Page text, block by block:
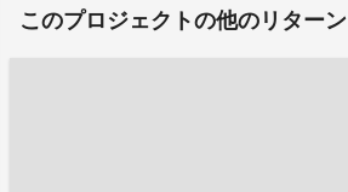
このプロジェクトの他のリターン